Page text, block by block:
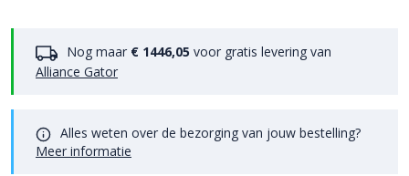
Nog maar € 1446,05 voor gratis levering van
Alliance Gator
Alles weten over de bezorging van jouw bestelling?
Meer informatie